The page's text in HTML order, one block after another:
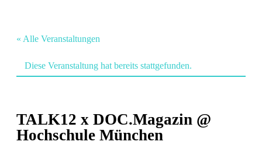
« Alle Veranstaltungen
Diese Veranstaltung hat bereits stattgefunden.
TALK12 x DOC.Magazin @
Hochschule München